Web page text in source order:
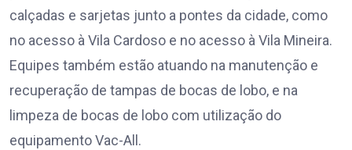
calçadas e sarjetas junto a pontes da cidade, como
no acesso à Vila Cardoso e no acesso à Vila Mineira.
Equipes também estão atuando na manutenção e
recuperação de tampas de bocas de lobo, e na
limpeza de bocas de lobo com utilização do
equipamento Vac-All.